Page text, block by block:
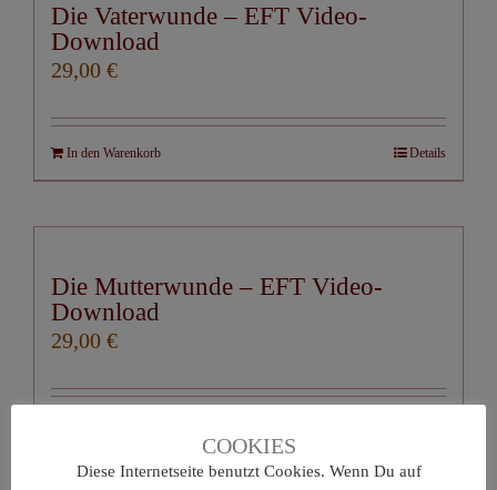
Die Vaterwunde – EFT Video-
Download
29,00 €
In den Warenkorb Details
Die Mutterwunde – EFT Video-
Download
29,00 €
COOKIES
Diese Internetseite benutzt Cookies. Wenn Du auf